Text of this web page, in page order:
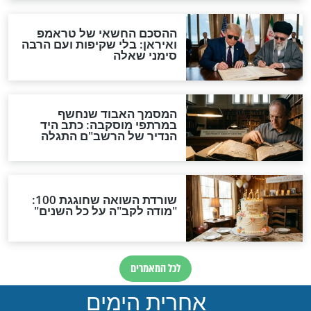
זה הסכום
למחצית השקל
היהודי שהתעשר בזכות
השמחה
יין בפורים?
תפילה מיוחדת לזיווג הגון